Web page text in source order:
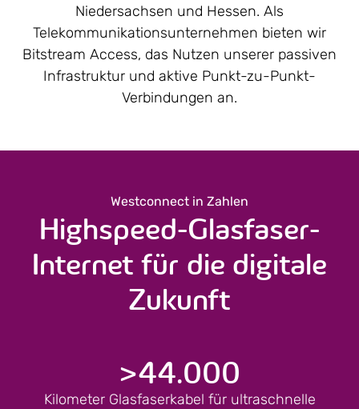
Niedersachsen und Hessen. Als
Telekommunikations­unternehmen bieten wir
Bitstream Access, das Nutzen unserer passiven
Infrastruktur und aktive Punkt-zu-Punkt-
Verbindungen an.
Westconnect in Zahlen
Highspeed-Glasfaser-
Internet für die digitale
Zukunft
>44.000
Kilometer Glasfaserkabel für ultraschnelle